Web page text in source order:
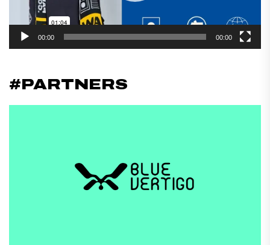
00:00 00:00
#PARTNERS